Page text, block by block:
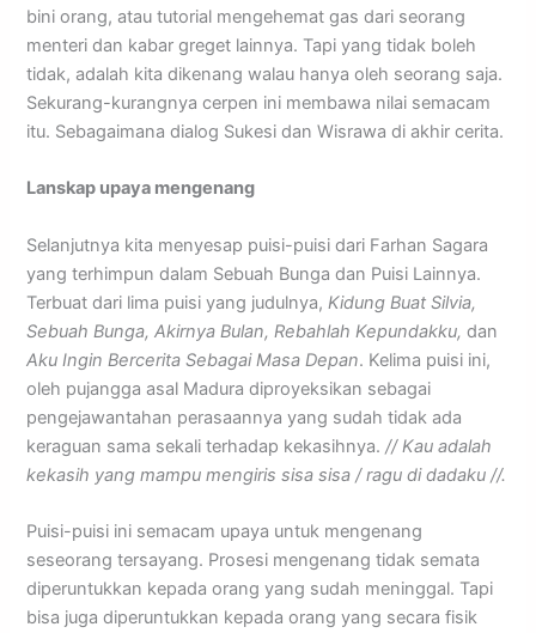
bini orang, atau tutorial mengehemat gas dari seorang
menteri dan kabar greget lainnya. Tapi yang tidak boleh
tidak, adalah kita dikenang walau hanya oleh seorang saja.
Sekurang-kurangnya cerpen ini membawa nilai semacam
itu. Sebagaimana dialog Sukesi dan Wisrawa di akhir cerita.
Lanskap upaya mengenang
Selanjutnya kita menyesap puisi-puisi dari Farhan Sagara
yang terhimpun dalam Sebuah Bunga dan Puisi Lainnya.
Terbuat dari lima puisi yang judulnya, Kidung Buat Silvia,
Sebuah Bunga, Akirnya Bulan, Rebahlah Kepundakku, dan
Aku Ingin Bercerita Sebagai Masa Depan. Kelima puisi ini,
oleh pujangga asal Madura diproyeksikan sebagai
pengejawantahan perasaannya yang sudah tidak ada
keraguan sama sekali terhadap kekasihnya.// Kau adalah
kekasih yang mampu mengiris sisa sisa / ragu di dadaku //.
Puisi-puisi ini semacam upaya untuk mengenang
seseorang tersayang. Prosesi mengenang tidak semata
diperuntukkan kepada orang yang sudah meninggal. Tapi
bisa juga diperuntukkan kepada orang yang secara fisik